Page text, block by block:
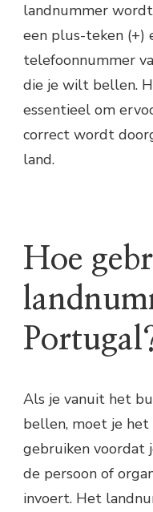
landnummer
een plus-teken
telefoonnummer
die je wilt bellen.
essentieel om
correct wordt
land.
Hoe
Als je vanuit het
bellen, moet je
gebruiken voordat
de persoon of
invoert. Het